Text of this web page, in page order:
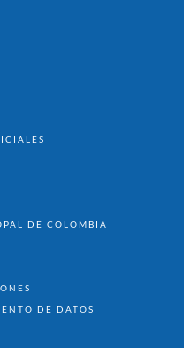
DE COLOMBIA
DE DATOS